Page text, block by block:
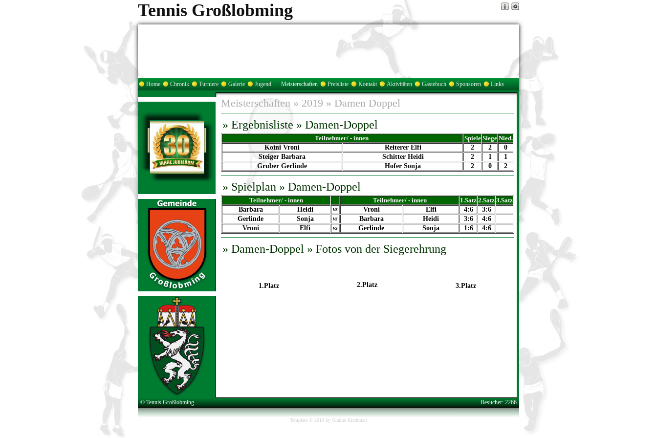
Tennis Großlobming
Home Chronik Turniere Galerie Jugend Meisterschaften Preisliste Kontakt Aktivitäten Gästebuch Sponsoren Links
Meisterschaften » 2019 » Damen Doppel
» Ergebnisliste » Damen-Doppel
Teilnehmer/ - innen Spiele Siege Nied.
Koini Vroni
Reiterer Elfi 2 2
0
Steiger Barbara
Schitter Heidi 2 1
1
Gruber Gerlinde
Hofer Sonja 2 0 2
» Spielplan » Damen-Doppel
Teilnehmer/ - innen Teilnehmer/ - innen 1.Satz 2.Satz 3.Satz
Barbara
Heidi vs Vroni Elfi 4:6
3:6
Gerlinde
Sonja vs Barbara Heidi 3:6
4:6
Vroni
Elfi vs Gerlinde Sonja 1:6 4:6
» Damen-Doppel » Fotos von der Siegerehrung
1.Platz 2.Platz 3.Platz
© Tennis Großlobming Besucher: 2266
Template © 2010 by Günher Kirchmair